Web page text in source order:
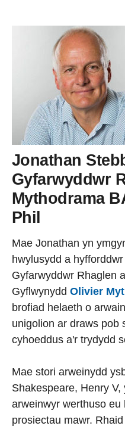
Jonathan
Gyfarwyddwr
Mythodrama
Phil
Mae Jonathan yn
hwylusydd a
Gyfarwyddwr Rhaglen
Gyflwynydd Olivier
brofiad helaeth o
unigolion ar draws pob
cyhoeddus a'r trydydd
Mae stori arweinydd
Shakespeare, Henry
arweinwyr werthuso
prosiectau mawr.